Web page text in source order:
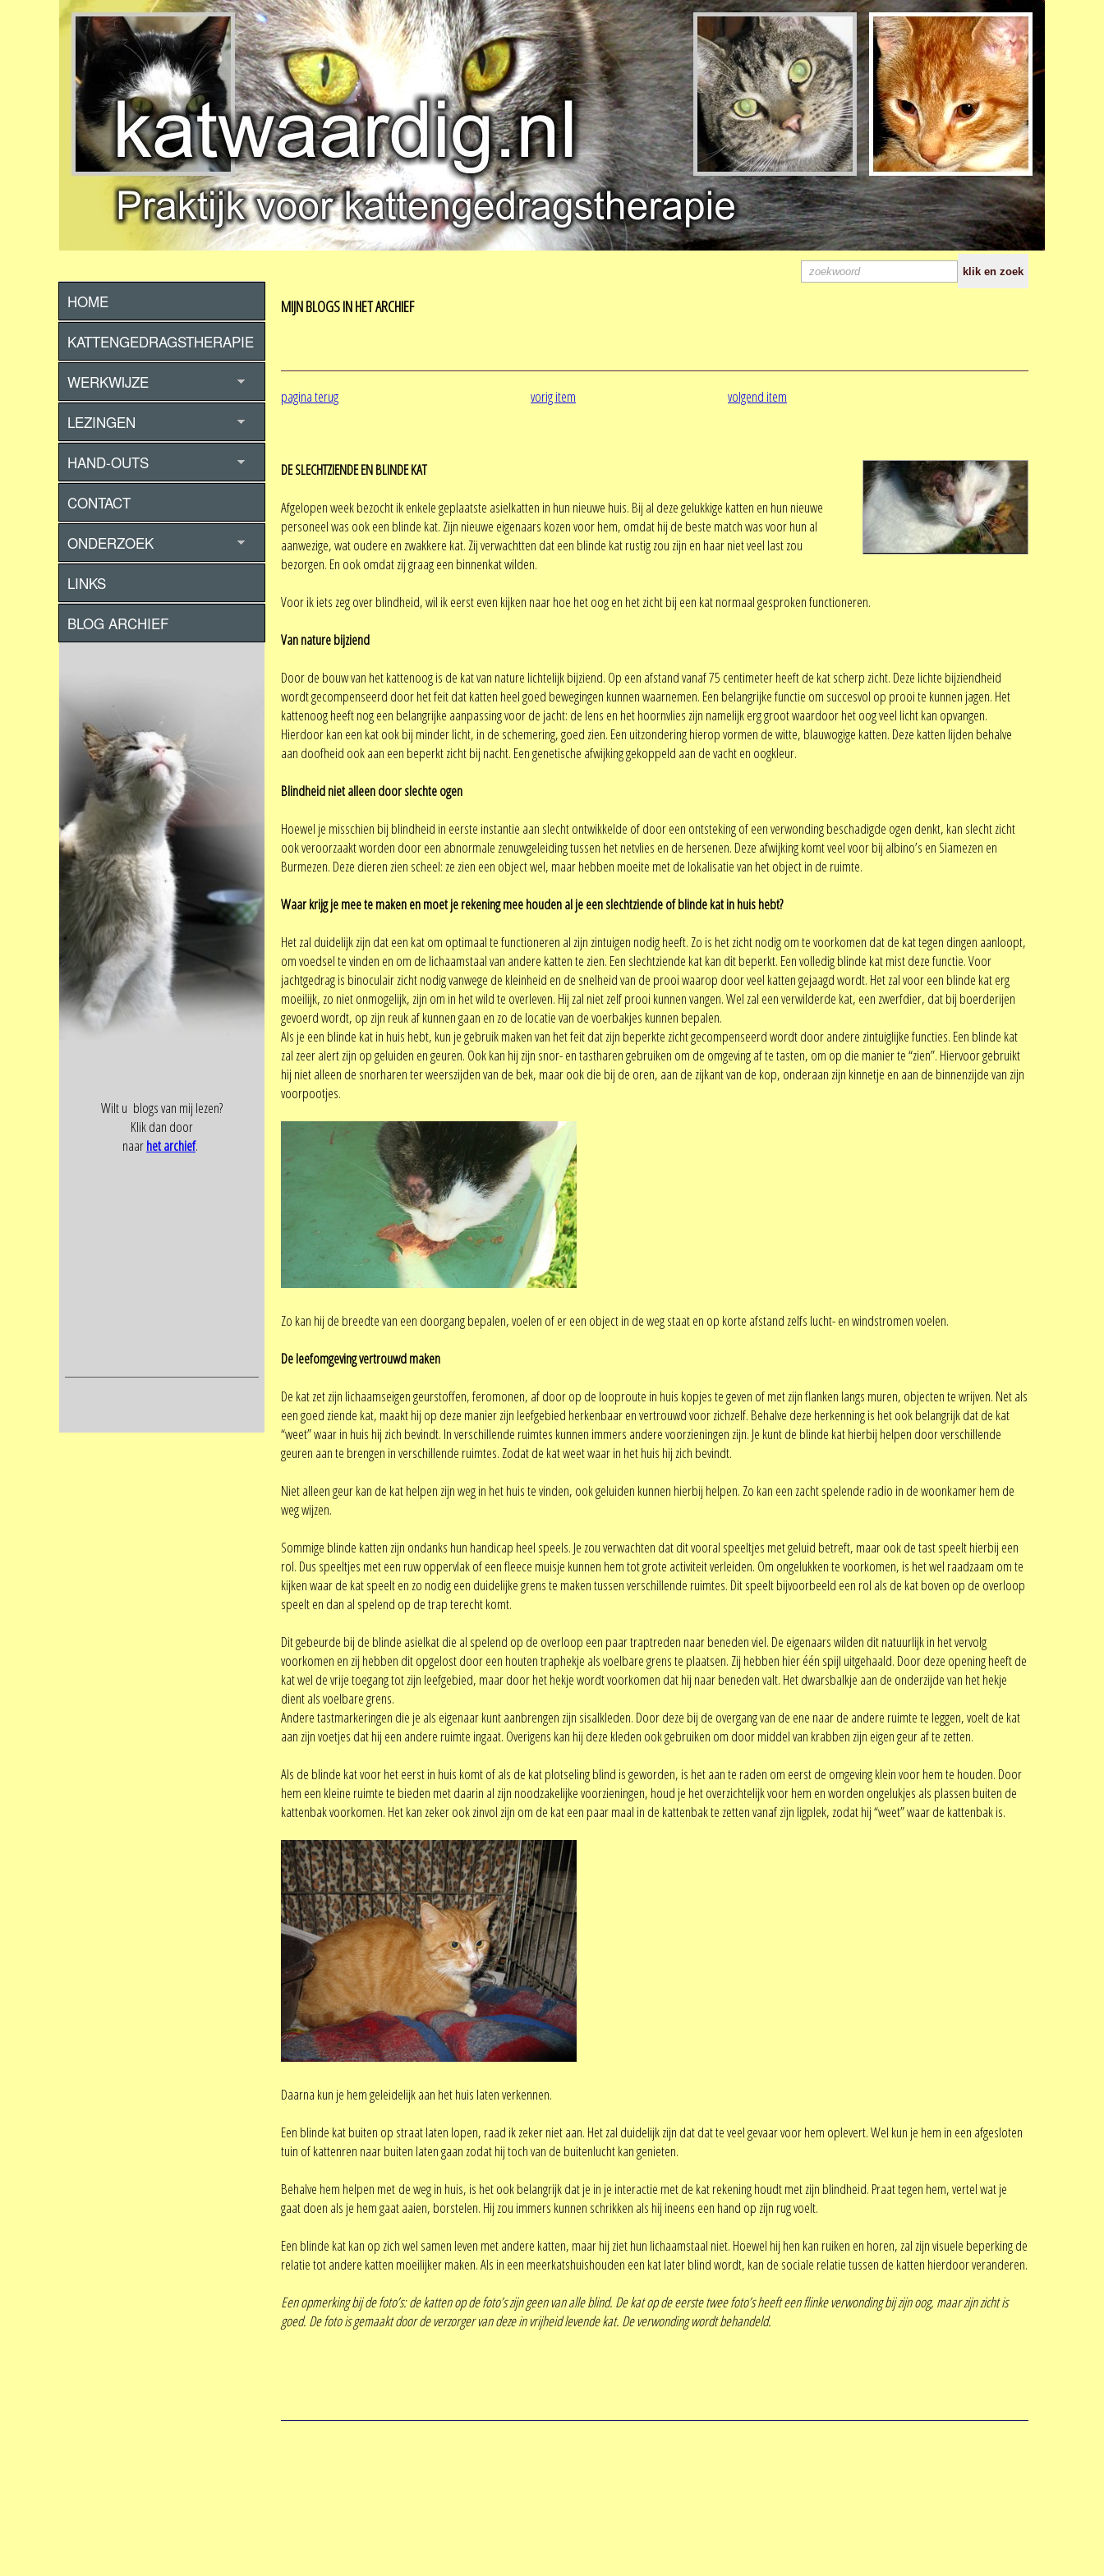
HOME
KATTENGEDRAGSTHERAPIE
WERKWIJZE
LEZINGEN
HAND-OUTS
CONTACT
ONDERZOEK
LINKS
BLOG ARCHIEF
Wilt u blogs van mij lezen?
Klik dan door
naarhet archief.
MIJN BLOGS IN HET ARCHIEF
pagina terug vorig item volgend item
DE SLECHTZIENDE EN BLINDE KAT
Afgelopen week bezocht ik enkele geplaatste asielkatten in hun nieuwe huis. Bij al deze gelukkige katten en hun nieuwe
personeel was ook een blinde kat. Zijn nieuwe eigenaars kozen voor hem, omdat hij de beste match was voor hun al
aanwezige, wat oudere en zwakkere kat. Zij verwachtten dat een blinde kat rustig zou zijn en haar niet veel last zou
bezorgen. En ook omdat zij graag een binnenkat wilden.
Voor ik iets zeg over blindheid, wil ik eerst even kijken naar hoe het oog en het zicht bij een kat normaal gesproken functioneren.
Van nature bijziend
Door de bouw van het kattenoog is de kat van nature lichtelijk bijziend. Op een afstand vanaf 75 centimeter heeft de kat scherp zicht. Deze lichte bijziendheid
wordt gecompenseerd door het feit dat katten heel goed bewegingen kunnen waarnemen. Een belangrijke functie om succesvol op prooi te kunnen jagen. Het
kattenoog heeft nog een belangrijke aanpassing voor de jacht: de lens en het hoornvlies zijn namelijk erg groot waardoor het oog veel licht kan opvangen.
Hierdoor kan een kat ook bij minder licht, in de schemering, goed zien. Een uitzondering hierop vormen de witte, blauwogige katten. Deze katten lijden behalve
aan doofheid ook aan een beperkt zicht bij nacht. Een genetische afwijking gekoppeld aan de vacht en oogkleur.
Blindheid niet alleen door slechte ogen
Hoewel je misschien bij blindheid in eerste instantie aan slecht ontwikkelde of door een ontsteking of een verwonding beschadigde ogen denkt, kan slecht zicht
ook veroorzaakt worden door een abnormale zenuwgeleiding tussen het netvlies en de hersenen. Deze afwijking komt veel voor bij albino’s en Siamezen en
Burmezen. Deze dieren zien scheel: ze zien een object wel, maar hebben moeite met de lokalisatie van het object in de ruimte.
Waar krijg je mee te maken en moet je rekening mee houden al je een slechtziende of blinde kat in huis hebt?
Het zal duidelijk zijn dat een kat om optimaal te functioneren al zijn zintuigen nodig heeft. Zo is het zicht nodig om te voorkomen dat de kat tegen dingen aanloopt,
om voedsel te vinden en om de lichaamstaal van andere katten te zien. Een slechtziende kat kan dit beperkt. Een volledig blinde kat mist deze functie. Voor
jachtgedrag is binoculair zicht nodig vanwege de kleinheid en de snelheid van de prooi waarop door veel katten gejaagd wordt. Het zal voor een blinde kat erg
moeilijk, zo niet onmogelijk, zijn om in het wild te overleven. Hij zal niet zelf prooi kunnen vangen. Wel zal een verwilderde kat, een zwerfdier, dat bij boerderijen
gevoerd wordt, op zijn reuk af kunnen gaan en zo de locatie van de voerbakjes kunnen bepalen.
Als je een blinde kat in huis hebt, kun je gebruik maken van het feit dat zijn beperkte zicht gecompenseerd wordt door andere zintuiglijke functies. Een blinde kat
zal zeer alert zijn op geluiden en geuren. Ook kan hij zijn snor- en tastharen gebruiken om de omgeving af te tasten, om op die manier te “zien”. Hiervoor gebruikt
hij niet alleen de snorharen ter weerszijden van de bek, maar ook die bij de oren, aan de zijkant van de kop, onderaan zijn kinnetje en aan de binnenzijde van zijn
voorpootjes.
Zo kan hij de breedte van een doorgang bepalen, voelen of er een object in de weg staat en op korte afstand zelfs lucht- en windstromen voelen.
De leefomgeving vertrouwd maken
De kat zet zijn lichaamseigen geurstoffen, feromonen, af door op de looproute in huis kopjes te geven of met zijn flanken langs muren, objecten te wrijven. Net als
een goed ziende kat, maakt hij op deze manier zijn leefgebied herkenbaar en vertrouwd voor zichzelf. Behalve deze herkenning is het ook belangrijk dat de kat
“weet” waar in huis hij zich bevindt. In verschillende ruimtes kunnen immers andere voorzieningen zijn. Je kunt de blinde kat hierbij helpen door verschillende
geuren aan te brengen in verschillende ruimtes. Zodat de kat weet waar in het huis hij zich bevindt.
Niet alleen geur kan de kat helpen zijn weg in het huis te vinden, ook geluiden kunnen hierbij helpen. Zo kan een zacht spelende radio in de woonkamer hem de
weg wijzen.
Sommige blinde katten zijn ondanks hun handicap heel speels. Je zou verwachten dat dit vooral speeltjes met geluid betreft, maar ook de tast speelt hierbij een
rol. Dus speeltjes met een ruw oppervlak of een fleece muisje kunnen hem tot grote activiteit verleiden. Om ongelukken te voorkomen, is het wel raadzaam om te
kijken waar de kat speelt en zo nodig een duidelijke grens te maken tussen verschillende ruimtes. Dit speelt bijvoorbeeld een rol als de kat boven op de overloop
speelt en dan al spelend op de trap terecht komt.
Dit gebeurde bij de blinde asielkat die al spelend op de overloop een paar traptreden naar beneden viel. De eigenaars wilden dit natuurlijk in het vervolg
voorkomen en zij hebben dit opgelost door een houten traphekje als voelbare grens te plaatsen. Zij hebben hier één spijl uitgehaald. Door deze opening heeft de
kat wel de vrije toegang tot zijn leefgebied, maar door het hekje wordt voorkomen dat hij naar beneden valt. Het dwarsbalkje aan de onderzijde van het hekje
dient als voelbare grens.
Andere tastmarkeringen die je als eigenaar kunt aanbrengen zijn sisalkleden. Door deze bij de overgang van de ene naar de andere ruimte te leggen, voelt de kat
aan zijn voetjes dat hij een andere ruimte ingaat. Overigens kan hij deze kleden ook gebruiken om door middel van krabben zijn eigen geur af te zetten.
Als de blinde kat voor het eerst in huis komt of als de kat plotseling blind is geworden, is het aan te raden om eerst de omgeving klein voor hem te houden. Door
hem een kleine ruimte te bieden met daarin al zijn noodzakelijke voorzieningen, houd je het overzichtelijk voor hem en worden ongelukjes als plassen buiten de
kattenbak voorkomen. Het kan zeker ook zinvol zijn om de kat een paar maal in de kattenbak te zetten vanaf zijn ligplek, zodat hij “weet” waar de kattenbak is.
Daarna kun je hem geleidelijk aan het huis laten verkennen.
Een blinde kat buiten op straat laten lopen, raad ik zeker niet aan. Het zal duidelijk zijn dat dat te veel gevaar voor hem oplevert. Wel kun je hem in een afgesloten
tuin of kattenren naar buiten laten gaan zodat hij toch van de buitenlucht kan genieten.
Behalve hem helpen met de weg in huis, is het ook belangrijk dat je in je interactie met de kat rekening houdt met zijn blindheid. Praat tegen hem, vertel wat je
gaat doen als je hem gaat aaien, borstelen. Hij zou immers kunnen schrikken als hij ineens een hand op zijn rug voelt.
Een blinde kat kan op zich wel samen leven met andere katten, maar hij ziet hun lichaamstaal niet. Hoewel hij hen kan ruiken en horen, zal zijn visuele beperking de
relatie tot andere katten moeilijker maken. Als in een meerkatshuishouden een kat later blind wordt, kan de sociale relatie tussen de katten hierdoor veranderen.
Een opmerking bij de foto’s: de katten op de foto’s zijn geen van alle blind. De kat op de eerste twee foto’s heeft een flinke verwonding bij zijn oog, maar zijn zicht is
goed. De foto is gemaakt door de verzorger van deze in vrijheid levende kat. De verwonding wordt behandeld.